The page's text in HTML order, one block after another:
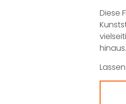
Diese
hinaus.